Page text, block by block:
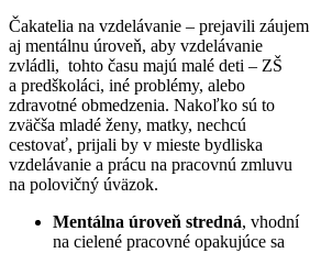
Čakatelia na vzdelávanie – prejavili záujem
aj mentálnu úroveň, aby vzdelávanie
zvládli, tohto času majú malé deti – ZŠ
a predškoláci, iné problémy, alebo
zdravotné obmedzenia. Nakoľko sú to
zväčša mladé ženy, matky, nechcú
cestovať, prijali by v mieste bydliska
vzdelávanie a prácu na pracovnú zmluvu
na polovičný úväzok.
Mentálna úroveň stredná, vhodní
na cielené pracovné opakujúce sa